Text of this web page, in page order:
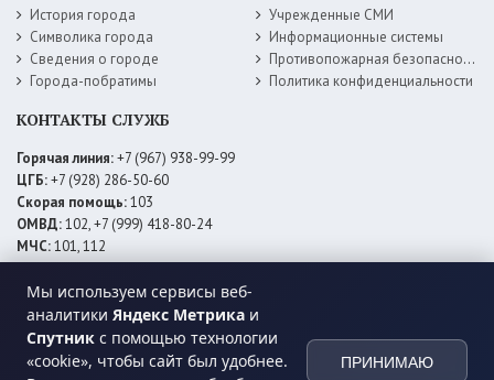
Мы используем сервисы веб-
аналитики Яндекс Метрика и
Спутник с помощью технологии
«cookie», чтобы сайт был удобнее.
ПРИНИМАЮ
История города
Символика города
Сведения о городе
Города-побратимы
Учрежденные СМИ
Информационные системы
Противопожарная безопасность
Политика конфиденциальности
КОНТАКТЫ СЛУЖБ
Горячая линия:+7 (967) 938-99-99
ЦГБ:+7 (928) 286-50-60
Скорая помощь:103
ОМВД:102, +7 (999) 418-80-24
МЧС:101, 112
ЕДДС:+7 (928) 576-09-83
Электросети:+7 (800) 220-02-20
Даггаз:+7 (928) 980-64-04
Горводоснаб: +7 (928) 559-59-74
Теплоснаб: +7 (928) 873-27-09